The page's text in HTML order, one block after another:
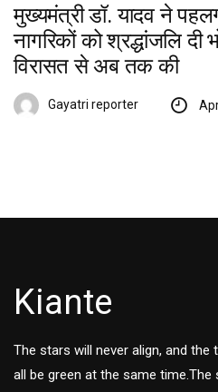
मुख्यमंत्री डॉ. यादव ने
नागरिकों को श्रद्धांजलि दी
विरासत से अब तक की
Gayatri reporter
Kiante
The stars will never align, and
all be green at the same time.The